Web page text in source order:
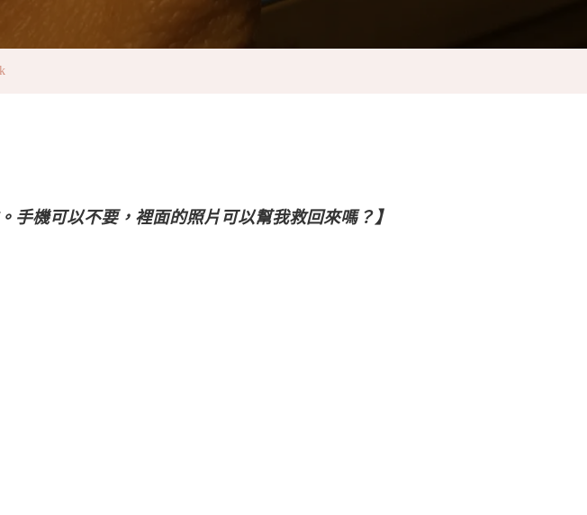
啦！
手機可以不要，裡面的照片可以幫我救回來嗎？】